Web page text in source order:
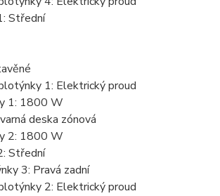
Střední
1: Elektrický proud
1: 1800 W
deska zónová
2: 1800 W
Střední
3: Pravá zadní
2: Elektrický proud